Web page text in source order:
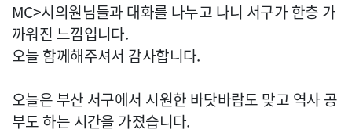
MC>시의원님들과 대화를 나누고 나니 서구가 한층 가
까워진 느낌입니다.
오늘 함께해주셔서 감사합니다.
오늘은 부산 서구에서 시원한 바닷바람도 맞고 역사 공
부도 하는 시간을 가졌습니다.